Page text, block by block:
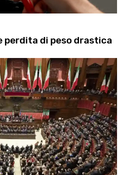
perdita di peso drastica